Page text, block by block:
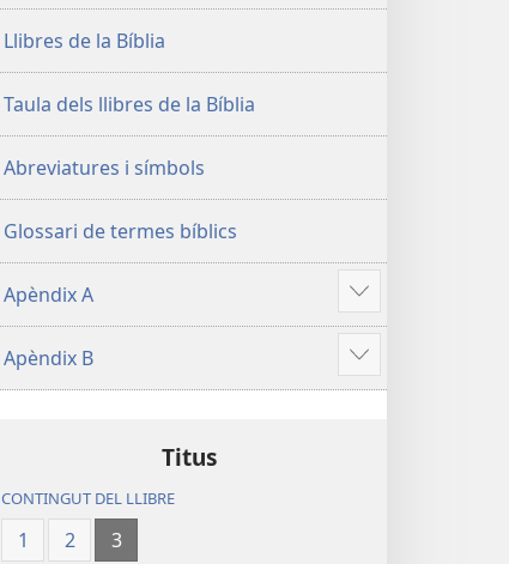
Nou
Món
Llibres de la Bíblia
Taula dels llibres de la Bíblia
Abreviatures i símbols
Glossari de termes bíblics
Apèndix A
Vore'n
més
Apèndix B
Vore'n
més
Titus
CONTINGUT DEL LLIBRE
1 2 3